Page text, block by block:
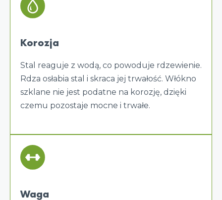
Korozja
Stal reaguje z wodą, co powoduje rdzewienie.
Rdza osłabia stal i skraca jej trwałość. Włókno
szklane nie jest podatne na korozję, dzięki
czemu pozostaje mocne i trwałe.
Waga